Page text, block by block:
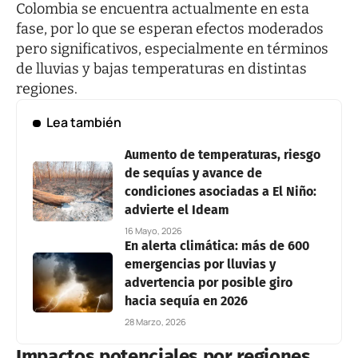
Colombia se encuentra actualmente en esta
fase, por lo que se esperan efectos moderados
pero significativos, especialmente en términos
de lluvias y bajas temperaturas en distintas
regiones.
Lea también
Aumento de temperaturas, riesgo
de sequías y avance de
condiciones asociadas a El Niño:
advierte el Ideam
16 Mayo, 2026
En alerta climática: más de 600
emergencias por lluvias y
advertencia por posible giro
hacia sequía en 2026
28 Marzo, 2026